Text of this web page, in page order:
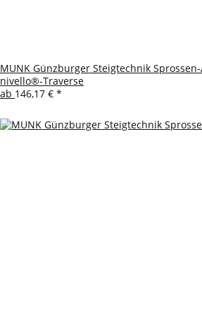
MUNK Günzburger Steigtechnik
nivello®-Traverse
ab 146,17 € *